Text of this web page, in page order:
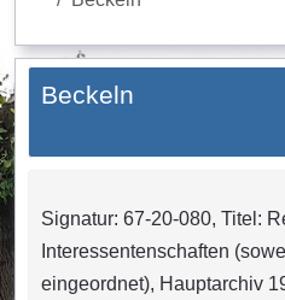
Beckeln
Signatur: 67-20-080, Titel:
Interessentenschaften
eingeordnet), Hauptarchiv